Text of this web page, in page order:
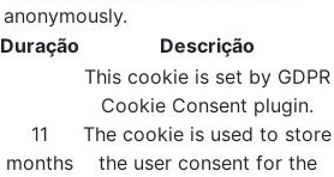
anonymously.
Duração Descrição
11
months
This cookie is set by GDPR
Cookie Consent plugin.
The cookie is used to store
the user consent for the